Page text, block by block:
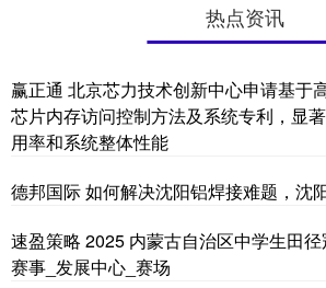
热点资讯
赢正通 北京芯力技术创新中心申请基于
芯片内存访问控制方法及系统专利，显
用率和系统整体性能
德邦国际 如何解决沈阳铝焊接难题，沈
速盈策略 2025 内蒙古自治区中学生田径
赛事_发展中心_赛场